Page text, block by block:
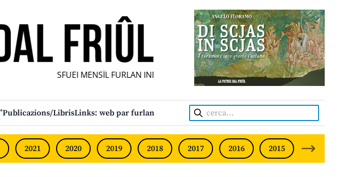
SFUEI MENSÎL FURLAN INDIPENDENT • INDEPENDENT FRIULIAN MONTHLY •
Publicazions/LibrisLinks: web par furlan Cerca:
2021 2020 2019 2018 2017 2016 2015 2014